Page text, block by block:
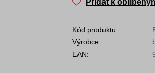
Přidat k
Kód produktu:
Výrobce:
EAN: